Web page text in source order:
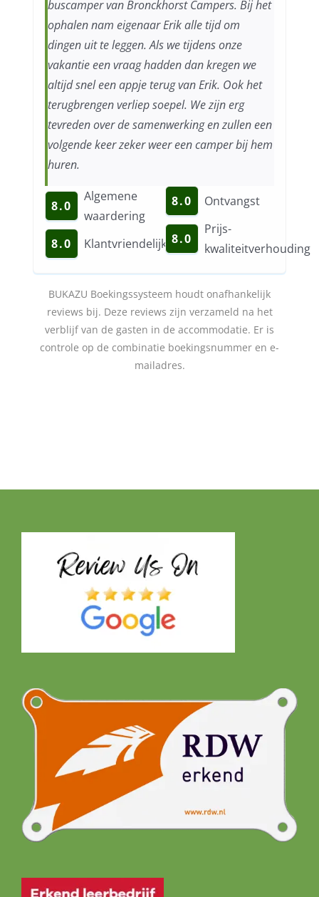
buscamper van Bronckhorst Campers. Bij het
ophalen nam eigenaar Erik alle tijd om
dingen uit te leggen. Als we tijdens onze
vakantie een vraag hadden dan kregen we
altijd snel een appje terug van Erik. Ook het
terugbrengen verliep soepel. We zijn erg
tevreden over de samenwerking en zullen een
volgende keer zeker weer een camper bij hem
huren.
8.0
Algemene
waardering
8.0
Klantvriendelijkheid
8.0 Ontvangst
8.0
Prijs-
kwaliteitverhouding
BUKAZU Boekingssysteem houdt onafhankelijk
reviews bij. Deze reviews zijn verzameld na het
verblijf van de gasten in de accommodatie. Er is
controle op de combinatie boekingsnummer en e-
mailadres.